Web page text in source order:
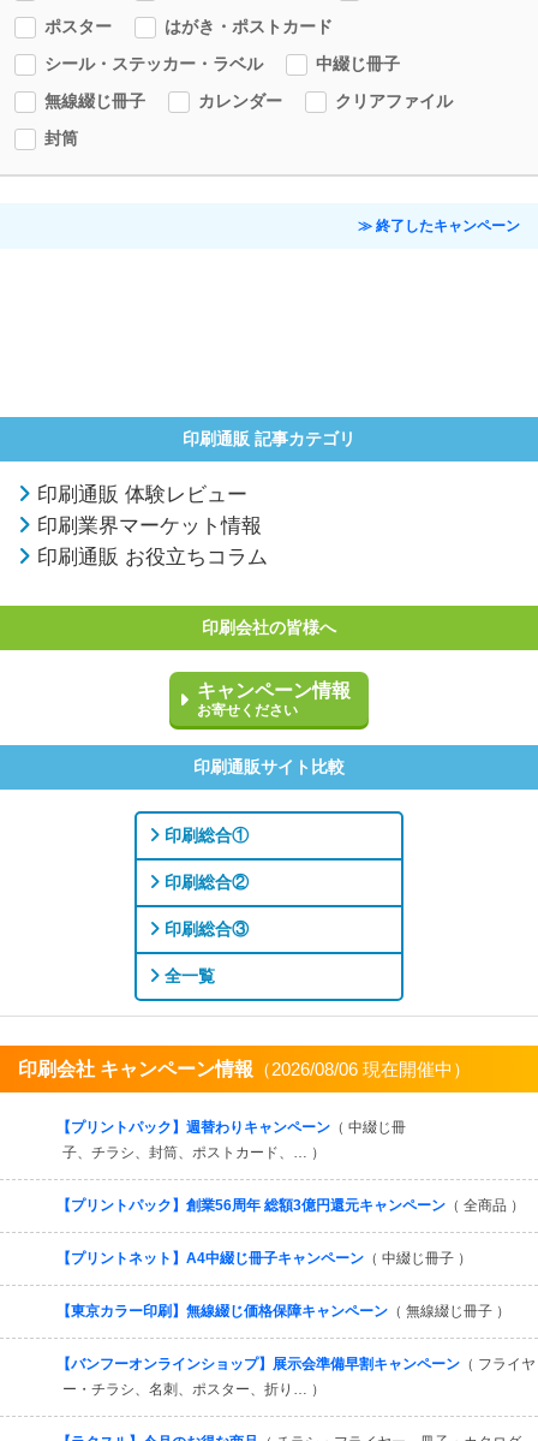
ポスター
はがき・ポストカード
シール・ステッカー・ラベル
中綴じ冊子
無線綴じ冊子
カレンダー
クリアファイル
封筒
≫ 終了したキャンペーン
印刷通販 記事カテゴリ
印刷通販 体験レビュー
印刷業界マーケット情報
印刷通販 お役立ちコラム
印刷会社の皆様へ
キャンペーン情報
お寄せください
印刷通販サイト比較
印刷総合①
印刷総合②
印刷総合③
全一覧
印刷会社 キャンペーン情報 （2026/08/06 現在開催中）
【プリントパック】週替わりキャンペーン （ 中綴じ冊
子、チラシ、封筒、ポストカード、… ）
【プリントパック】創業56周年 総額3億円還元キャンペーン （ 全商品 ）
【プリントネット】A4中綴じ冊子キャンペーン （ 中綴じ冊子 ）
【東京カラー印刷】無線綴じ価格保障キャンペーン （ 無線綴じ冊子 ）
【バンフーオンラインショップ】展示会準備早割キャンペーン （ フライヤ
ー・チラシ、名刺、ポスター、折り… ）